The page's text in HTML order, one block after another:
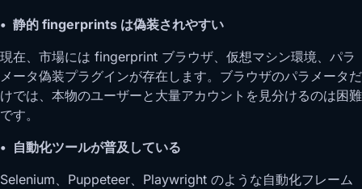
• 静的 fingerprints は偽装されやすい
現在、市場には fingerprint ブラウザ、仮想マシン環境、パラ
メータ偽装プラグインが存在します。ブラウザのパラメータだ
けでは、本物のユーザーと大量アカウントを見分けるのは困難
です。
• 自動化ツールが普及している
Selenium、Puppeteer、Playwright のような自動化フレーム